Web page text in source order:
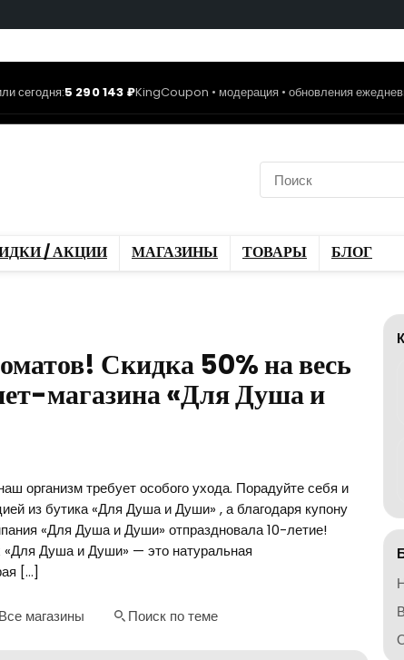
сегодня:5 290 143 ₽KingCoupon • модерация • обновления
/ АКЦИИ МАГАЗИНЫ ТОВАРЫ БЛОГ
Скидка 50% на весь
магазина «Для Душа и
организм требует особого ухода. Порадуйте себя и
из бутика «Для Душа и Души» , а благодаря купону
«Для Душа и Души» отпраздновала 10-летие!
«Для Душа и Души» — это натуральная
[…]
Все магазины Поиск по теме